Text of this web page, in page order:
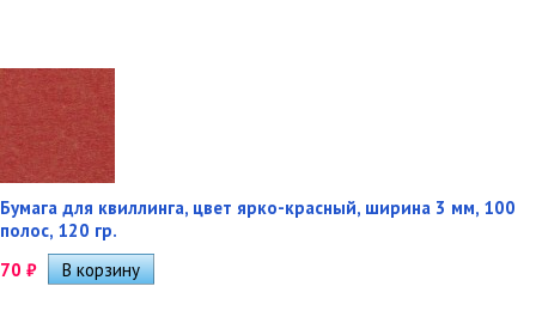
Бумага для квиллинга, цвет ярко-красный, ширина 3 мм, 100
полос, 120 гр.
70 ₽